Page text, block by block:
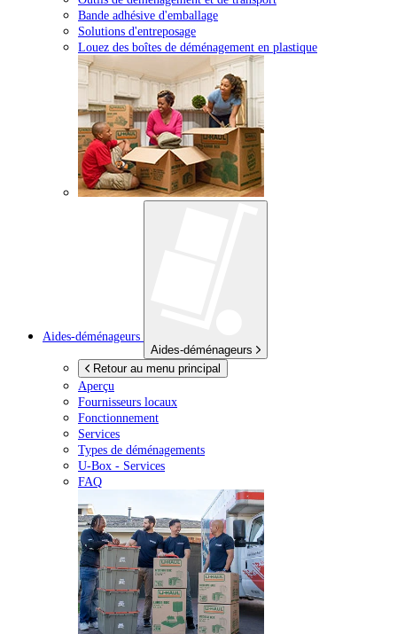
Bande adhésive d'emballage
Solutions d'entreposage
Louez des boîtes de déménagement en plastique
Aides-déménageurs
Aides-déménageurs
Retour au menu principal
Aperçu
Fournisseurs locaux
Fonctionnement
Services
Types de déménagements
U-Box - Services
FAQ